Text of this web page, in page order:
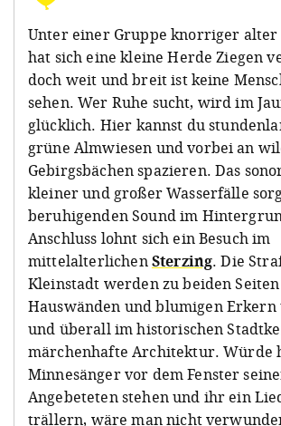
Unter einer Gruppe knorriger alter
hat sich eine kleine Herde Ziegen
doch weit und breit ist keine
sehen. Wer Ruhe sucht, wird im
glücklich. Hier kannst du
grüne Almwiesen und vorbei an
Gebirgsbächen spazieren. Das
kleiner und großer Wasserfälle
beruhigenden Sound im
Anschluss lohnt sich ein Besuch im
mittelalterlichenSterzing. Die
Kleinstadt werden zu beiden
Hauswänden und blumigen
und überall im historischen
märchenhafte Architektur. Würde
Minnesänger vor dem Fenster
Angebeteten stehen und ihr ein
trällern, wäre man nicht